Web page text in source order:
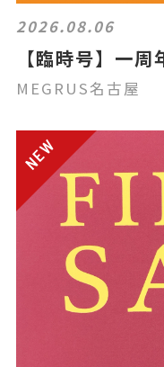
2026.08.06
【臨時号】一
MEGRUS名古屋